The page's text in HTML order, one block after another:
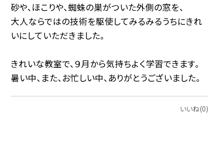
砂や、ほこりや、蜘蛛の巣がついた外側の窓を、
大人ならではの技術を駆使してみるみるうちにきれ
いにしていただきました。
きれいな教室で、９月から気持ちよく学習できます。
暑い中、また、お忙しい中、ありがとうございました。
いいね(0)